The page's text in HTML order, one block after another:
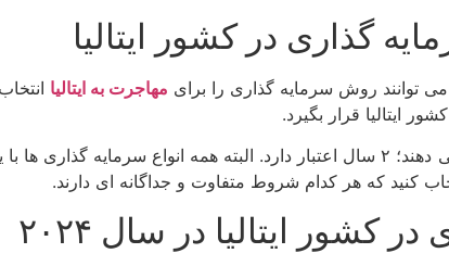
گذاری در کشور ایتالیا
توانند روش سرمایه‌ گذاری را برای مهاجرت به ایتالیا
ایتالیا قرار بگیرد.
ویزایی که برای سرمایه‌ گذاری ایتالیا به شما ارائه می‌ دهند؛ ۲ سال
کنید که هر کدام شروط متفاوت و جداگانه ای دارند.
کشور ایتالیا در سال ۲۰۲۴